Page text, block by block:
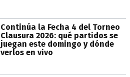
Continúa la Fecha 4 del Torneo
Clausura 2026: qué partidos se
juegan este domingo y dónde
verlos en vivo